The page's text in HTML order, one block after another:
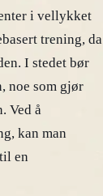
i vellykket
trening, da
I stedet bør
noe som gjør
Ved å
kan man
en